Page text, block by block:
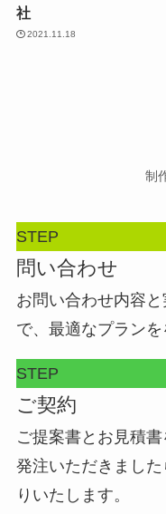
社
2021.11.18
制
STEP
問い合わせ
お問い合わせ内容
で、最適なプランを
STEP
ご契約
ご提案書とお見積
発注いただきまし
りいたします。